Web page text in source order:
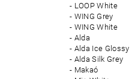
LOOP White
WING Grey
WING White
Alda
Alda Ice Glossy
Alda Silk Grey
Makaó